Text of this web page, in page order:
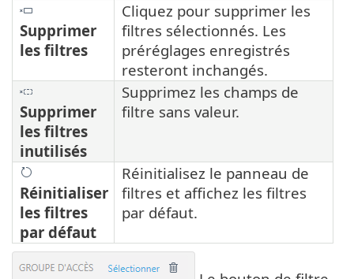
Supprimer
les filtres
Cliquez pour supprimer les
filtres sélectionnés. Les
préréglages enregistrés
resteront inchangés.
Supprimer
les filtres
inutilisés
Supprimez les champs de
filtre sans valeur.
Réinitialiser
les filtres
par défaut
Réinitialisez le panneau de
filtres et affichez les filtres
par défaut.